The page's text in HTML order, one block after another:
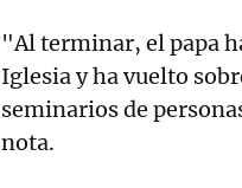
"Al terminar, el papa
Iglesia y ha vuelto
seminarios de
nota.